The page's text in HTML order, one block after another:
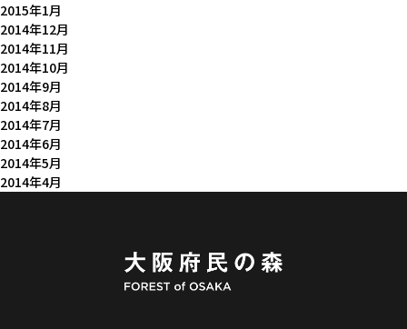
2015年1月
2014年12月
2014年11月
2014年10月
2014年9月
2014年8月
2014年7月
2014年6月
2014年5月
2014年4月